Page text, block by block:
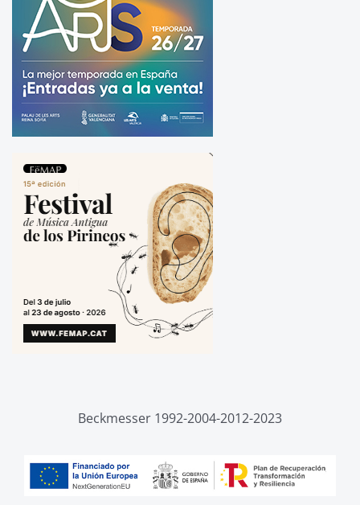
Beckmesser 1992-2004-2012-2023